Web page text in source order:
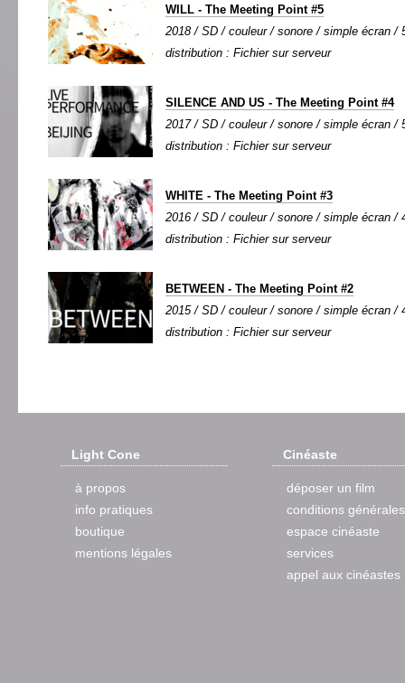
WILL - The Meeting Point #5
2018 / SD / couleur / sonore / simple écran /
distribution : Fichier sur serveur
SILENCE AND US - The Meeting Point #4
2017 / SD / couleur / sonore / simple écran /
distribution : Fichier sur serveur
WHITE - The Meeting Point #3
2016 / SD / couleur / sonore / simple écran /
distribution : Fichier sur serveur
BETWEEN - The Meeting Point #2
2015 / SD / couleur / sonore / simple écran /
distribution : Fichier sur serveur
Light Cone
à propos
info pratiques
boutique
mentions légales
Cinéaste
déposer un film
conditions générales
espace cinéaste
services
appel aux cinéastes